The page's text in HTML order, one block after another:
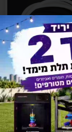
אזל זמנית
צינורית PTFE להובלת פילמנט
לראש ההדפסה + 2 מחברים
פנאומטיים